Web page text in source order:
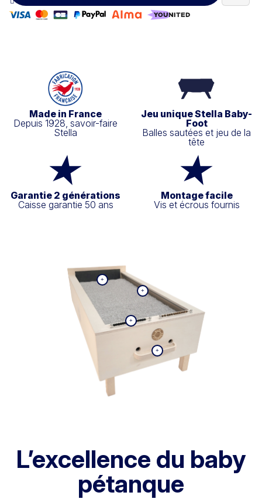
Made in France
Depuis 1928, savoir-faire
Stella
Jeu unique Stella Baby-
Foot
Balles sautées et jeu de la
tête
Garantie 2 générations
Caisse garantie 50 ans
Montage facile
Vis et écrous fournis
L’excellence du baby
pétanque